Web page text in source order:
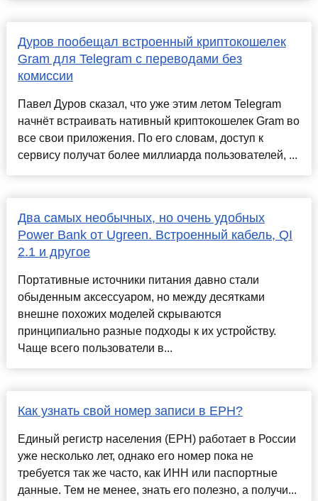
Дуров пообещал встроенный криптокошелек
Gram для Telegram с переводами без
комиссии
Павел Дуров сказал, что уже этим летом Telegram
начнёт встраивать нативный криптокошелек Gram во
все свои приложения. По его словам, доступ к
сервису получат более миллиарда пользователей, ...
Два самых необычных, но очень удобных
Power Bank от Ugreen. Встроенный кабель, QI
2.1 и другое
Портативные источники питания давно стали
обыденным аксессуаром, но между десятками
внешне похожих моделей скрываются
принципиально разные подходы к их устройству.
Чаще всего пользователи в...
Как узнать свой номер записи в ЕРН?
Единый регистр населения (ЕРН) работает в России
уже несколько лет, однако его номер пока не
требуется так же часто, как ИНН или паспортные
данные. Тем не менее, знать его полезно, а получи...